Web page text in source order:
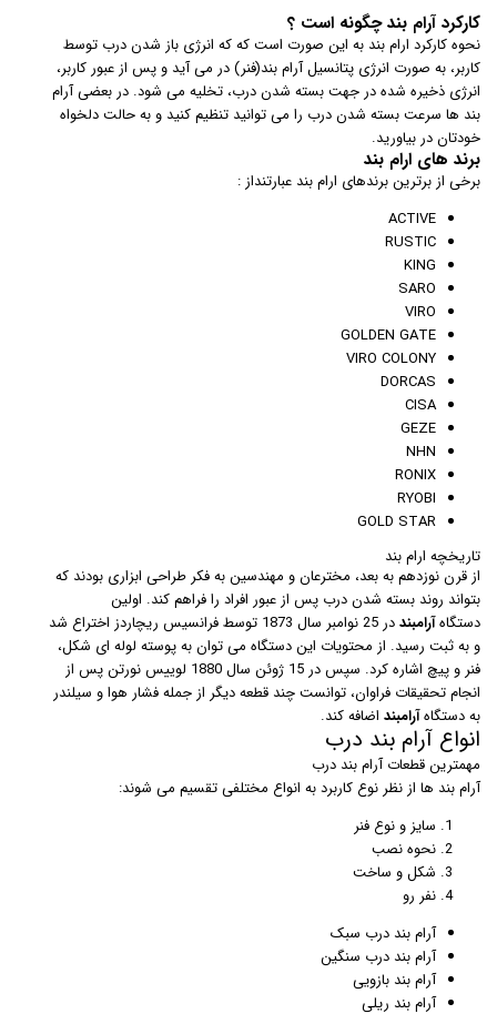
کارکرد آرام بند چگونه است ؟
نحوه کارکرد ارام بند به این صورت است که که انرژی باز شدن درب توسط
کاربر، به صورت انرژی پتانسیل آرام بند(فنر) در می آید و پس از عبور کاربر،
انرژی ذخیره شده در جهت بسته شدن درب، تخلیه می شود. در بعضی آرام
بند ها سرعت بسته شدن درب را می توانید تنظیم کنید و به حالت دلخواه
خودتان در بیاورید.
برند های ارام بند
برخی از برترین برندهای ارام بند عبارتنداز :
ACTIVE
RUSTIC
KING
SARO
VIRO
GOLDEN GATE
VIRO COLONY
DORCAS
CISA
GEZE
NHN
RONIX
RYOBI
GOLD STAR
تاریخچه ارام بند
از قرن نوزدهم به بعد، مخترعان و مهندسین به فکر طراحی ابزاری بودند که
بتواند روند بسته شدن درب پس از عبور افراد را فراهم کند. اولین
دستگاهآرامبند
در 25 نوامبر سال 1873 توسط فرانسیس ریچاردز اختراع شد
و به ثبت رسید. از محتویات این دستگاه می توان به پوسته لوله ای شکل،
فنر و پیچ اشاره کرد. سپس در 15 ژوئن سال 1880 لوییس نورتن پس از
انجام تحقیقات فراوان، توانست چند قطعه دیگر از جمله فشار هوا و سیلندر
به دستگاهآرامبند اضافه کند.
انواع آرام بند درب
مهمترین قطعات آرام بند درب
آرام بند ها از نظر نوع کاربرد به انواع مختلفی تقسیم می شوند:
سایز و نوع فنر
نحوه نصب
شکل و ساخت
نفر رو
آرام بند درب سبک
آرام بند درب سنگین
آرام بند بازویی
آرام بند ریلی